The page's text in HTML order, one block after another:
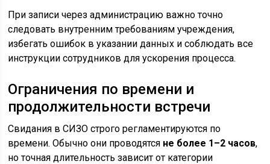
При записи через администрацию важно точно
следовать внутренним требованиям учреждения,
избегать ошибок в указании данных и соблюдать все
инструкции сотрудников для ускорения процесса.
Ограничения по времени и
продолжительности встречи
Свидания в СИЗО строго регламентируются по
времени. Обычно они проводятся не более 1–2 часов,
но точная длительность зависит от категории